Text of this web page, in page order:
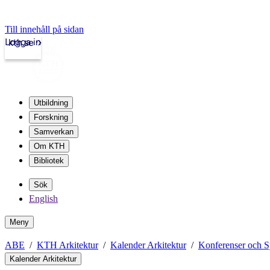
Till innehåll på sidan
kth.se
Logga in
Utbildning
Forskning
Samverkan
Om KTH
Bibliotek
Sök
English
Meny
ABE KTH Arkitektur Kalender Arkitektur Konferenser och
Kalender Arkitektur